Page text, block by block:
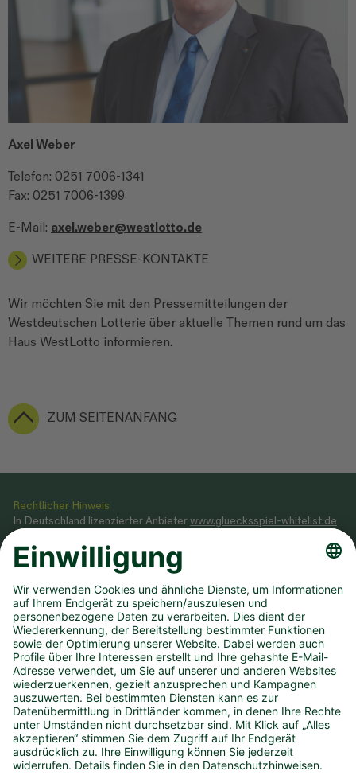
Axel Weber
Telefon: 0251 7006-1341
Fax: 0251 7006-1399
E-Mail: axel.weber@westlotto.de
WEITERE PRESSE-KONTAKTE
Wir möchten Sie mit den Pressemitteilungen der
Westdeutschen Lotterie über aktuelle Themen rund um das
Haus WestLotto informieren.
ZUM SEITENANFANG
Hilfreiche Links
Downloads
Newsletter
Annahmestelle finden
Spielsperre
Dauertipp kündigen
Infos zum DLTB
Karriere
Rechtlicher Hinweis
In Deutschland lizenzierter Anbieterwww.gluecksspiel-whitelist.de
Veranstaltung von Glücksspielen gemäß Glücksspielstaatsvertrag
2021, dessen Ausführungsgesetz sowie Genehmigung, erteilt durch
Teilnahme ab 18 Jahren. Glücksspiel kann süchtig machen! Hilfe und
Beratung unter BIÖG 0800 1372700 (kostenlos) oderwww.check-
dein-spiel.de.